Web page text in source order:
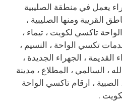
يعمل في منطقة الصليبية
القريبة ومنها الصليبية ،
تاكسي لكويت ، تيماء ،
تكسي الواحة ، النسيم ،
القديمة ، الجهراء الجديدة ،
، السالمي ، المطلاع ، مدينة
الصبية ، ارقام تاكسي الواحة
.